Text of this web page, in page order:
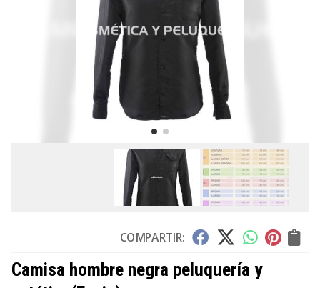
COMPARTIR:
Camisa hombre negra peluquería y